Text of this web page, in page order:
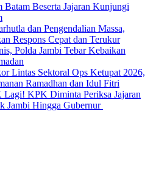
Beserta Jajaran Kunjungi
dan Pengendalian Massa,
Respons Cepat dan Terukur
Polda Jambi Tebar Kebaikan
Lintas Sektoral Ops Ketupat 2026,
Ramadhan dan Idul Fitri
KPK Diminta Periksa Jajaran
Jambi Hingga Gubernur